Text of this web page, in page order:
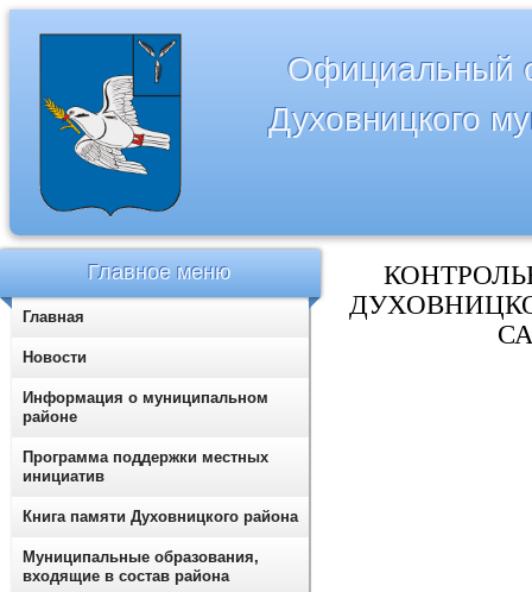
Официальный
Духовницкого
Главное меню
Главная
Новости
Информация о муниципальном
районе
Программа поддержки местных
инициатив
Книга памяти Духовницкого района
Муниципальные образования,
входящие в состав района